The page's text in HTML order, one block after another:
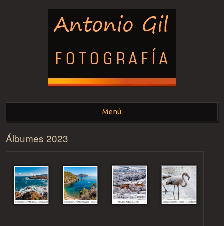
ANTONIO GIL -
FOTOGRAFÍA-
Menú
Saltar al contenido.
Álbumes 2023